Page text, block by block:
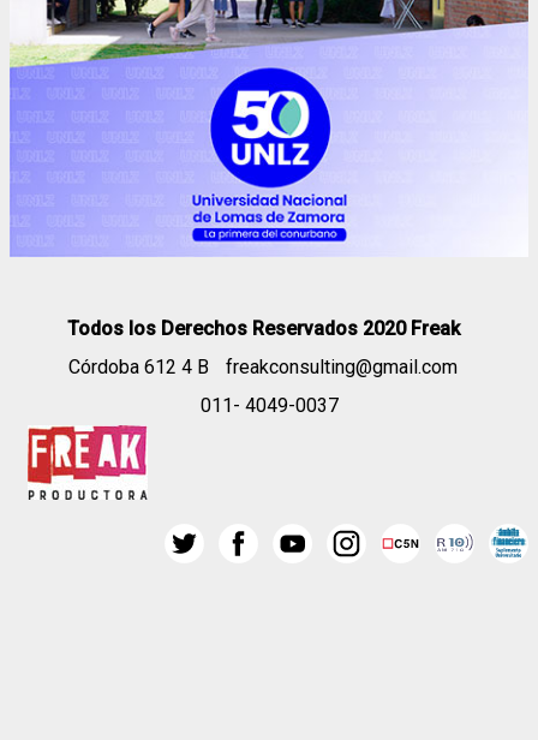
Todos los Derechos Reservados 2020 Freak
Córdoba 612 4 B
freakconsulting@gmail.com
011- 4049-0037